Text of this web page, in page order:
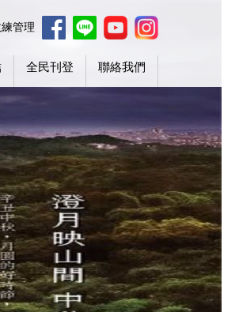
全民刊登 聯絡我們
管理